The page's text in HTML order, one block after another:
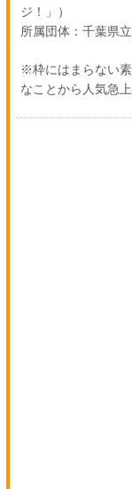
ジ！」）
所属団体：千葉県
※枠にはまらない
なことから人気急